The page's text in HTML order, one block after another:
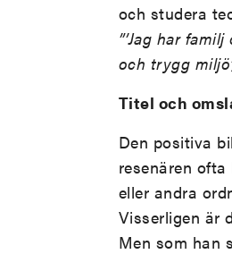
och studera
”’Jag har
och trygg
Titel och
Den positiva
resenären
eller andra
Visserligen är
Men som han